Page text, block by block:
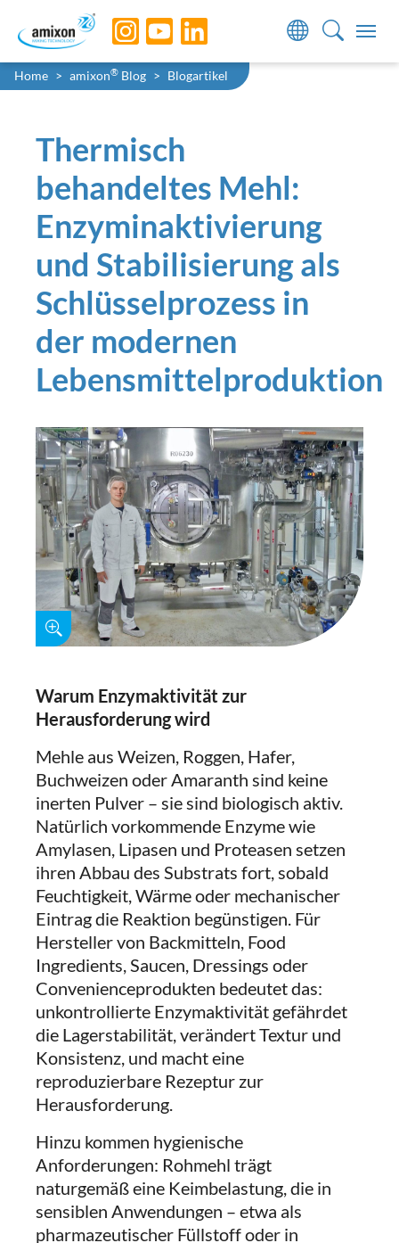
Skip to main navigation
Skip to main content
Skip to page footer
Sie sind hier:
Home amixon® Blog Blogartikel
Thermisch
behandeltes Mehl:
Enzyminaktivierung
und Stabilisierung als
Schlüsselprozess in
der modernen
Lebensmittelproduktion
Warum Enzymaktivität zur
Herausforderung wird
Mehle aus Weizen, Roggen, Hafer,
Buchweizen oder Amaranth sind keine
inerten Pulver – sie sind biologisch aktiv.
Natürlich vorkommende Enzyme wie
Amylasen, Lipasen und Proteasen setzen
ihren Abbau des Substrats fort, sobald
Feuchtigkeit, Wärme oder mechanischer
Eintrag die Reaktion begünstigen. Für
Hersteller von Backmitteln, Food
Ingredients, Saucen, Dressings oder
Convenienceprodukten bedeutet das:
unkontrollierte Enzymaktivität gefährdet
die Lagerstabilität, verändert Textur und
Konsistenz, und macht eine
reproduzierbare Rezeptur zur
Herausforderung.
Hinzu kommen hygienische
Anforderungen: Rohmehl trägt
naturgemäß eine Keimbelastung, die in
sensiblen Anwendungen – etwa als
pharmazeutischer Füllstoff oder in